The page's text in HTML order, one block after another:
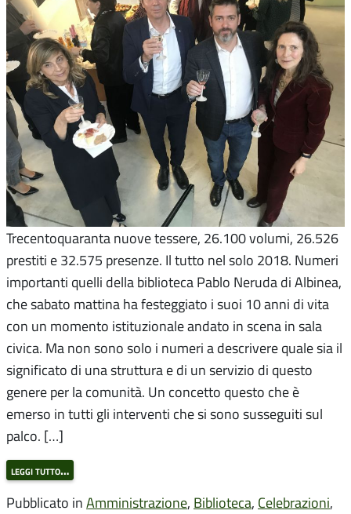
Trecentoquaranta nuove tessere, 26.100 volumi, 26.526
prestiti e 32.575 presenze. Il tutto nel solo 2018. Numeri
importanti quelli della biblioteca Pablo Neruda di Albinea,
che sabato mattina ha festeggiato i suoi 10 anni di vita
con un momento istituzionale andato in scena in sala
civica. Ma non sono solo i numeri a descrivere quale sia il
significato di una struttura e di un servizio di questo
genere per la comunità. Un concetto questo che è
emerso in tutti gli interventi che si sono susseguiti sul
palco. […]
leggi tutto…
Pubblicato in Amministrazione, Biblioteca, Celebrazioni,